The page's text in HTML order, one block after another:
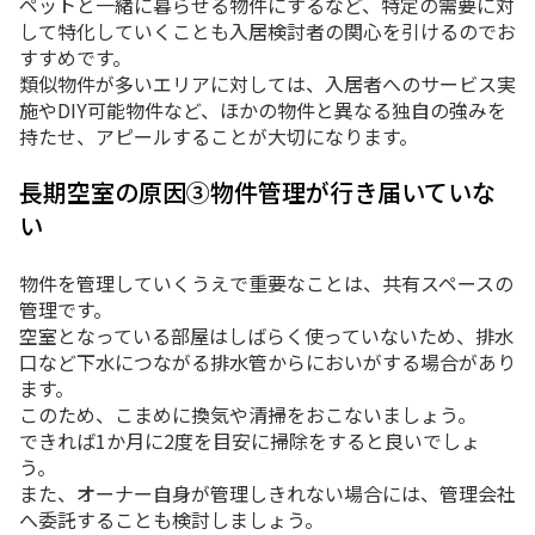
して特化していくことも入居検討者の関心を引けるのでお
すすめです。
類似物件が多いエリアに対しては、入居者へのサービス実
施やDIY可能物件など、ほかの物件と異なる独自の強みを
持たせ、アピールすることが大切になります。
長期空室の原因③物件管理が行き届いていな
い
物件を管理していくうえで重要なことは、共有スペースの
管理です。
空室となっている部屋はしばらく使っていないため、排水
口など下水につながる排水管からにおいがする場合があり
ます。
このため、こまめに換気や清掃をおこないましょう。
できれば1か月に2度を目安に掃除をすると良いでしょ
う。
また、オーナー自身が管理しきれない場合には、管理会社
へ委託することも検討しましょう。